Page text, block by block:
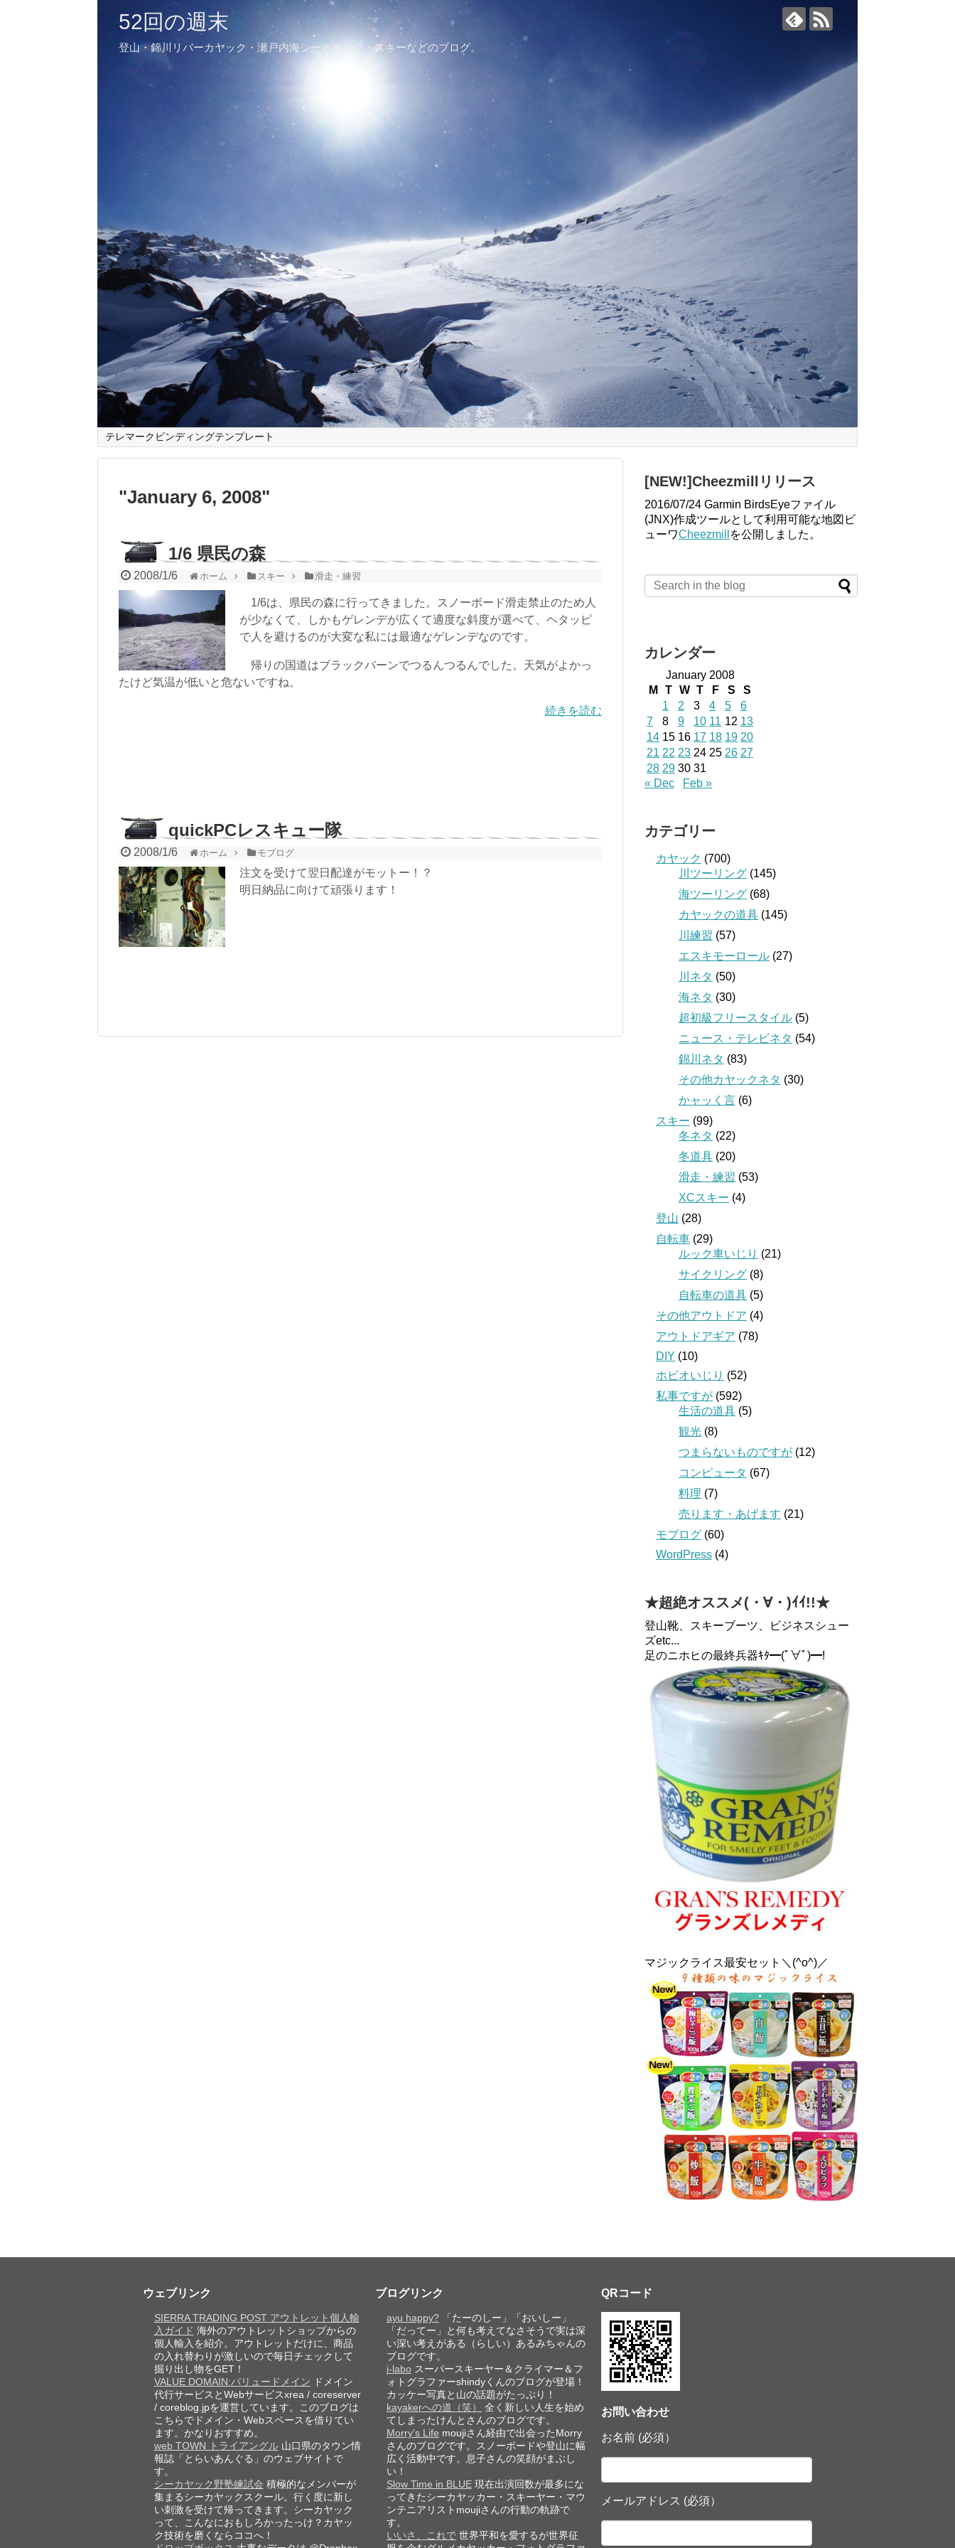
52回の週末
登山・錦川リバーカヤック・瀬戸内海シーカヤック・スキーなどのブログ。
テレマークビンディングテンプレート
"January 6, 2008"
1/6 県民の森
2008/1/6 ホーム スキー 滑走・練習
1/6は、県民の森に行ってきました。スノーボード滑走禁止のため人
が少なくて、しかもゲレンデが広くて適度な斜度が選べて、ヘタッピ
で人を避けるのが大変な私には最適なゲレンデなのです。
帰りの国道はブラックバーンでつるんつるんでした。天気がよかっ
たけど気温が低いと危ないですね。
続きを読む
quickPCレスキュー隊
2008/1/6 ホーム モブログ
注文を受けて翌日配達がモットー！？
明日納品に向けて頑張ります！
[NEW!]Cheezmillリリース
2016/07/24 Garmin BirdsEyeファイル
(JNX)作成ツールとして利用可能な地図ビ
ューワCheezmill を公開しました。
カレンダー
January 2008
M
T W T F S
S
1
2 3 4 5
6
7
8 9 10 11 12 13
14 15 16 17 18 19 20
21 22 23 24 25 26 27
28 29 30 31
« Dec
Feb »
カテゴリー
カヤック (700)
川ツーリング (145)
海ツーリング (68)
カヤックの道具 (145)
川練習 (57)
エスキモーロール (27)
川ネタ (50)
海ネタ (30)
超初級フリースタイル (5)
ニュース・テレビネタ (54)
錦川ネタ (83)
その他カヤックネタ (30)
かャッく言 (6)
スキー (99)
冬ネタ (22)
冬道具 (20)
滑走・練習 (53)
XCスキー (4)
登山 (28)
自転車 (29)
ルック車いじり (21)
サイクリング (8)
自転車の道具 (5)
その他アウトドア (4)
アウトドアギア (78)
DIY (10)
ホビオいじり (52)
私事ですが (592)
生活の道具 (5)
観光 (8)
つまらないものですが (12)
コンピュータ (67)
料理 (7)
売ります・あげます (21)
モブログ (60)
WordPress (4)
★超絶オススメ(・∀・)ｲｲ!!★
登山靴、スキーブーツ、ビジネスシュー
ズetc...
足のニホヒの最終兵器ｷﾀ━(ﾟ∀ﾟ)━!
マジックライス最安セット＼(^o^)／
ウェブリンク
SIERRA TRADING POST アウトレット個人輸
入ガイド 海外のアウトレットショップからの
個人輸入を紹介。アウトレットだけに、商品
の入れ替わりが激しいので毎日チェックして
掘り出し物をGET！
VALUE DOMAIN:バリュードメイン ドメイン
代行サービスとWebサービスxrea / coreserver
/ coreblog.jpを運営しています。このブログは
こちらでドメイン・Webスペースを借りてい
ます。かなりおすすめ。
web TOWN トライアングル山口県のタウン情
報誌「とらいあんぐる」のウェブサイトで
す。
シーカヤック野塾練試会 積極的なメンバーが
集まるシーカヤックスクール。行く度に新し
い刺激を受けて帰ってきます。シーカヤック
って、こんなにおもしろかったっけ？カヤッ
ク技術を磨くならココへ！
ブログリンク
ayu happy?「たーのしー」「おいしー」
「だってー」と何も考えてなさそうで実は深
い深い考えがある（らしい）あるみちゃんの
ブログです。
j-labo スーパースキーヤー＆クライマー＆フ
ォトグラファーshindyくんのブログが登場！
カッケー写真と山の話題がたっぷり！
kayakerへの道（笑）
全く新しい人生を始め
てしまったけんとさんのブログです。
Morry's Life moujiさん経由で出会ったMorry
さんのブログです。スノーボードや登山に幅
広く活動中です。息子さんの笑顔がまぶし
い！
Slow Time in BLUE現在出演回数が最多にな
ってきたシーカヤッカー・スキーヤー・マウ
ンテニアリストmoujiさんの行動の軌跡で
す。
いいさ、これで世界平和を愛するが世界征
QRコード
お問い合わせ
お名前 (必須）
メールアドレス (必須）